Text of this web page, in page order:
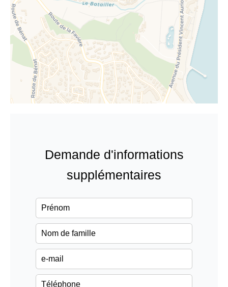
Demande d'informations
supplémentaires